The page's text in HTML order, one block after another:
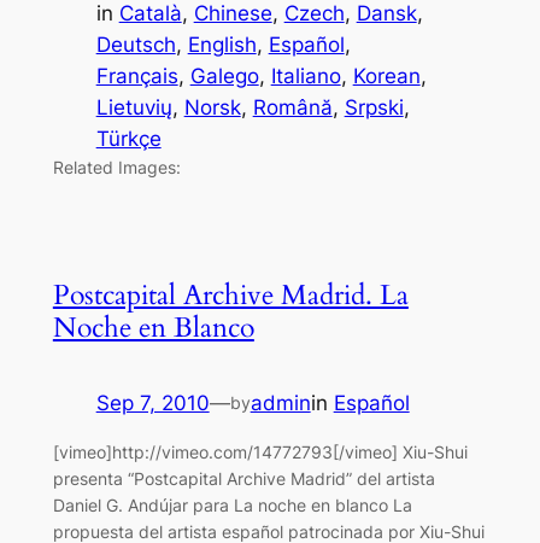
in Català, Chinese, Czech, Dansk
Deutsch, English, Español
Français, Galego, Italiano, Korean
Lietuvių, Norsk, Română, Srpski
Türkçe
Related Images:
Postcapital Archive Madrid. La
Noche en Blanco
Sep 7, 2010—byadminin Español
[vimeo]http://vimeo.com/14772793[/vimeo] Xiu-Shui
presenta “Postcapital Archive Madrid” del artista
Daniel G. Andújar para La noche en blanco La
propuesta del artista español patrocinada por Xiu-Shui